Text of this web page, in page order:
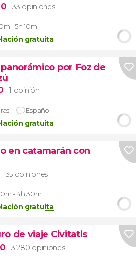
33 opiniones
- 5h 10m
gratuita
por Foz de
1 opinión
Español
gratuita
en catamarán con
35 opiniones
- 4h 30m
gratuita
de viaje Civitatis
3.280 opiniones